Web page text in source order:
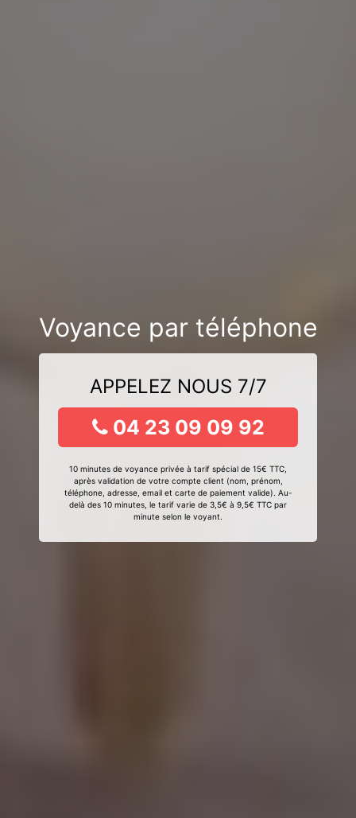
Voyance par téléphone
APPELEZ NOUS 7/7
04 23 09 09 92
10 minutes de voyance privée à tarif spécial de 15€ TTC,
après validation de votre compte client (nom, prénom,
téléphone, adresse, email et carte de paiement valide). Au-
delà des 10 minutes, le tarif varie de 3,5€ à 9,5€ TTC par
minute selon le voyant.